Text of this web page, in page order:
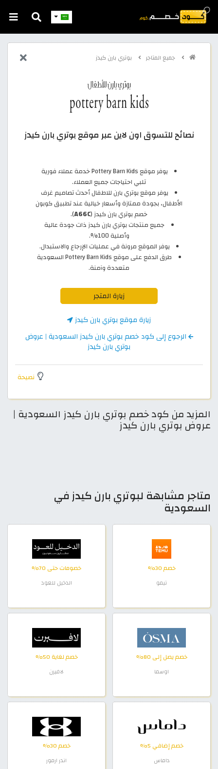
جميع المتاجر بوتري بارن كيدز
نصائح للتسوق اون لاين عبر موقع بوتري بارن كيدز
يوفر موقع Pottery Barn Kids خدمة عملاء فورية
تلبي احتياجات جميع العملاء.
يوفر موقع بوتري بارن للاطفال أحدث تصاميم غرف
الأطفال، بجودة ممتازة وأسعار خيالية عند تطبيق كوبون
خصم بوتري بارن كيدز (A66C
).
جميع منتجات بوتري بارن كيدز ذات جودة عالية
وأصلية 100%.
يوفر الموقع مرونة في عمليات الإرجاع والاستبدال.
طرق الدفع على موقع Pottery Barn Kids السعودية
متعددة وآمنة.
زيارة المتجر
زيارة موقع بوتري بارن كيدز
الرجوع إلى كود خصم بوتري بارن كيدز السعودية | عروض
بوتري بارن كيدز
نصيحة
المزيد من كود خصم بوتري بارن كيدز السعودية |
عروض بوتري بارن كيدز
متاجر مشابهة لبوتري بارن كيدز في
السعودية
خصم 30%
تيمو
خصومات حتى 70%
الدخيل للعود
خصم يصل إلى 80%
اوسما
خصم لغاية 50%
لافيرن
خصم إضافي 5%
داماس
خصم 30%
اندر ارمور